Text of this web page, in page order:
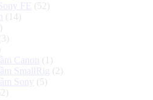
FE
(52)
(14)
Canon
(1)
SmallRig (2)
Sony (5)